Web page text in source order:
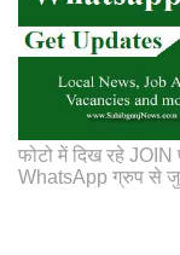
फोटो में दिख रहे
WhatsApp ग्रुप से